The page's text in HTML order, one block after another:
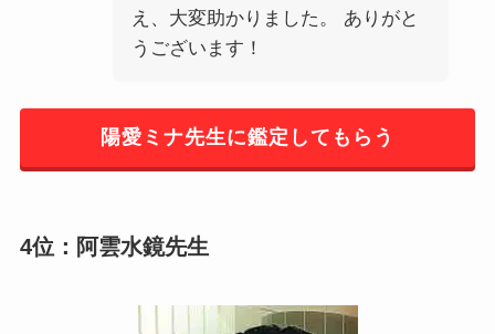
え、大変助かりました。 ありがと
うございます！
陽愛ミナ先生に鑑定してもらう
4位：阿雲水鏡先生